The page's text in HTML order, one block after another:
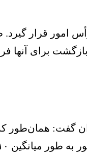
برای آنها
گفت: